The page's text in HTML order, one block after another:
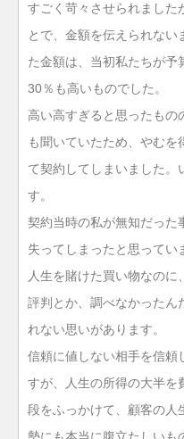
すごく苛々させられました
とで、金額を伝えられな
た金額は、当初私たちが予
30％も高いものでした。
高い高すぎると思ったもの
も聞いていたため、やむを
て契約してしまいました。
す。
契約当時の私が無知だった
失ってしまったと思ってい
人生を賭けた買い物なの
評判とか、調べなかったん
れない思いがあります。
信頼に値しない相手を信頼
すが、人生の所得の大半を
段をふっかけて、顧客の人